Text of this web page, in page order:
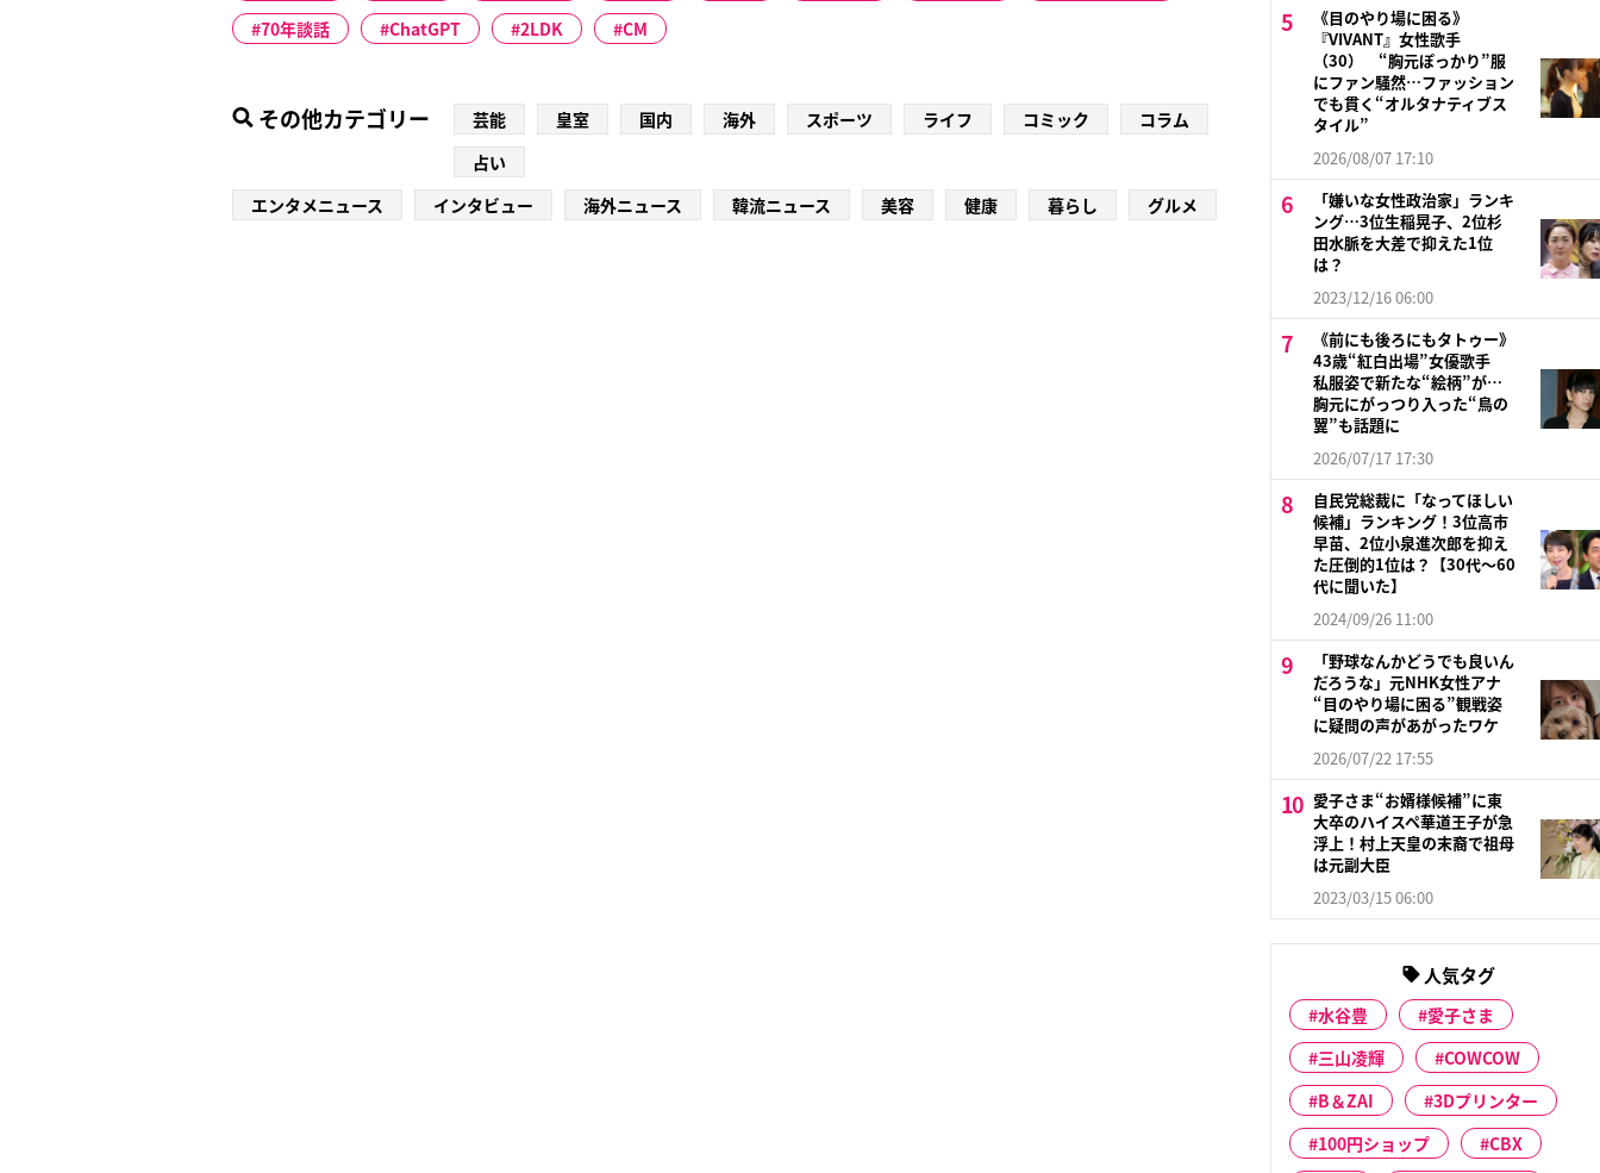
70年談話
ChatGPT 2LDK CM
その他カテゴリー 芸能 皇室 国内 海外 スポーツ ライフ コミック
コラム
占い
エンタメニュース
インタビュー 海外ニュース 韓流ニュース 美容 健康 暮らし グルメ
《目のやり場に困る》
『VIVANT』女性歌手
（30） “胸元ぽっかり”服
にファン騒然…ファッション
でも貫く“オルタナティブス
タイル”
2026/08/07 17:10
「嫌いな女性政治家」ランキ
ング…3位生稲晃子、2位杉
田水脈を大差で抑えた1位
は？
2023/12/16 06:00
《前にも後ろにもタトゥー》
43歳“紅白出場”女優歌手
私服姿で新たな“絵柄”が…
胸元にがっつり入った“鳥の
翼”も話題に
2026/07/17 17:30
自民党総裁に「なってほしい
候補」ランキング！3位高市
早苗、2位小泉進次郎を抑え
た圧倒的1位は？【30代〜60
代に聞いた】
2024/09/26 11:00
「野球なんかどうでも良いん
だろうな」元NHK女性アナ
“目のやり場に困る”観戦姿
に疑問の声があがったワケ
2026/07/22 17:55
愛子さま“お婿様候補”に東
大卒のハイスペ華道王子が急
浮上！村上天皇の末裔で祖母
は元副大臣
2023/03/15 06:00
人気タグ
水谷豊
愛子さま
三山凌輝
COWCOW
B＆ZAI
3Dプリンター
100円ショップ
CBX